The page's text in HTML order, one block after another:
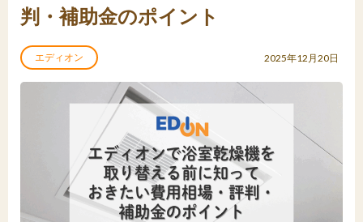
判・補助金のポイント
エディオン 2025年12月20日